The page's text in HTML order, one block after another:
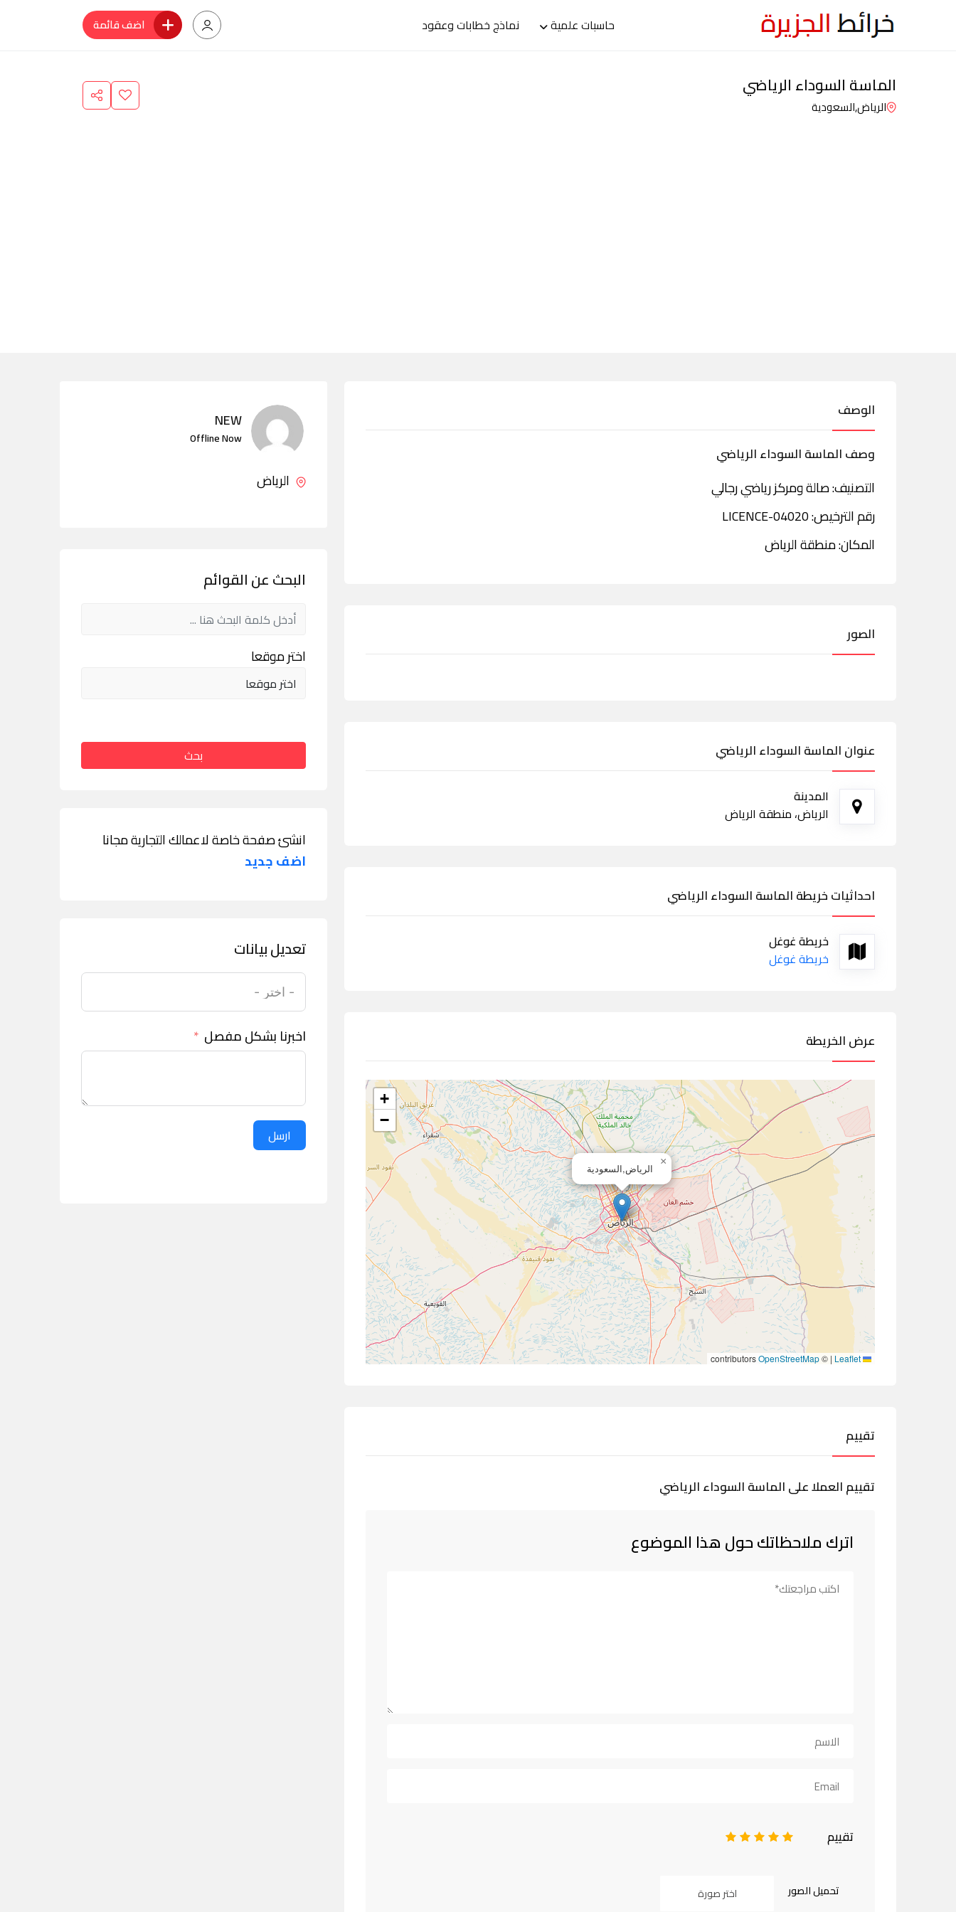
حاسبات علمية نماذج خطابات وعقود اضف قائمة
الماسة السوداء الرياضي
الرياض,السعودية
الوصف
وصف الماسة السوداء الرياضي
التصنيف: صالة ومركز رياضي رجالي
رقم الترخيص: LICENCE-04020
المكان: منطقة الرياض
الصور
عنوان الماسة السوداء الرياضي
المدينة
الرياض، منطقة الرياض
احداثيات خريطة الماسة السوداء الرياضي
خريطة غوغل
خريطة غوغل
عرض الخريطة
الرياض,السعودية
×
+
−
|
©
OpenStreetMap
تقييم
تقييم العملا على الماسة السوداء الرياضي
اترك ملاحظاتك حول هذا الموضوع
تقييم 5
4
3
2
تحميل الصور اختر صورة
NEW
Offline Now
الرياض
البحث عن القوائم
اختر موقعا
بحث
انشئ صفحة خاصة لاعمالك التجارية مجانا
اضف جديد
تعديل بيانات
اخبرنا بشكل مفصل
ارسل